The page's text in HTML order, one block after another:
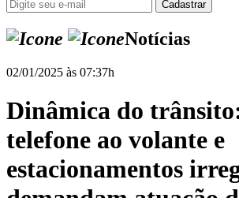
Notícias
02/01/2025 às 07:37h
Dinâmica do
telefone ao volante e
estacionamentos